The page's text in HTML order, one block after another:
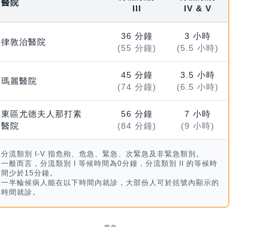
醫院
III
IV & V
律敦治醫院
36 分鐘
(55 分鐘)
3 小時
(5.5 小時)
瑪麗醫院
45 分鐘
(74 分鐘)
3.5 小時
(6.5 小時)
東區尤德夫人那打素
醫院
56 分鐘
(84 分鐘)
7 小時
(9 小時)
分流類別 I-V 指危殆、危急、緊急、次緊急及非緊急類別。
一般而言，分流類別 I 等候時間為0分鐘，分流類別 II 的等候時
間少於15分鐘。
一半輪候病人能在以下時間內就診，大部份人可於括號內顯示的
時間就診。